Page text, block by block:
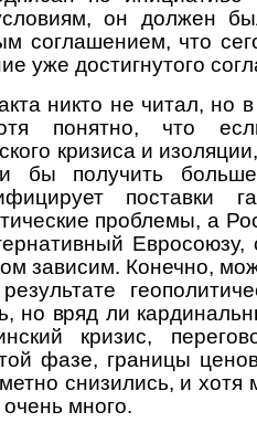
он должен
соглашением, что
уже достигнутого
никто не читал, но
понятно, что
кризиса и
бы получить
поставки
проблемы, а
Евросоюзу,
зависим. Конечно,
но вряд ли
кризис,
фазе, границы
снизились, и хотя
много.